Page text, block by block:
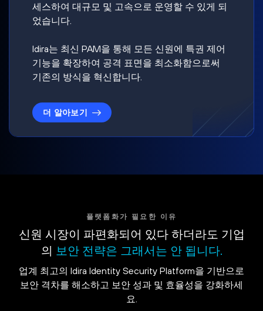
세스하여 대규모 및 고속으로 운영할 수 있게 되
었습니다.
Idira는 최신 PAM을 통해 모든 신원에 특권 제어
기능을 확장하여 공격 표면을 최소화함으로써
기존의 방식을 혁신합니다.
더 알아보기
플랫폼화가 필요한 이유
신원 시장이 파편화되어 있다 하더라도 기업
의 보안 전략은 그래서는 안 됩니다.
업계 최고의 Idira Identity Security Platform을 기반으로
보안 격차를 해소하고 보안 성과 및 효율성을 강화하세
요.